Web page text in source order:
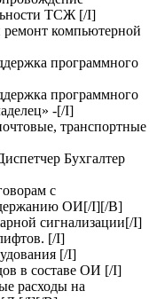
ТСЖ [/I]
компьютерной
программного
программного
-[/I]
транспортные
Бухгалтер
с
ОИ[/I][/B]
сигнализации[/I]
[/I]
[/I]
в составе ОИ [/I]
расходы на